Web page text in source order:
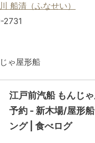
船清（ふなせい）
ゃ屋形船
江戸前汽船 もんじ
予約 - 新木場/屋形
ング | 食べログ